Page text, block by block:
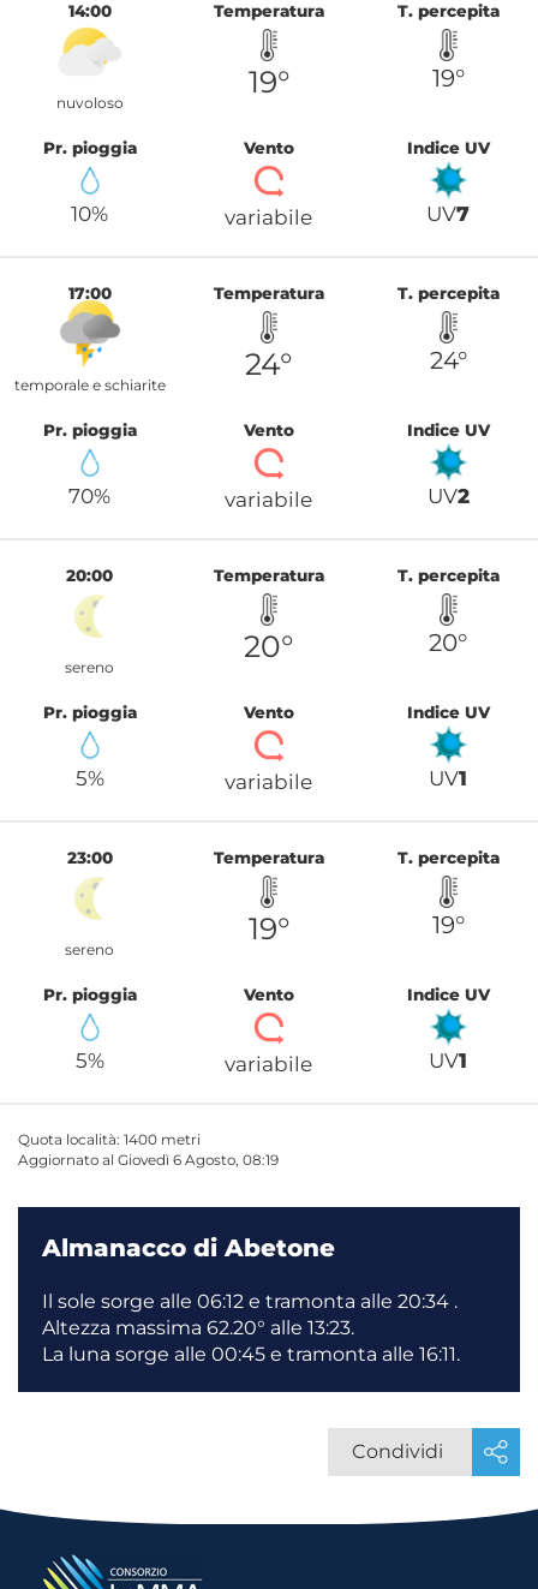
14:00 Temperatura T. percepita
nuvoloso
19° 19°
Pr. pioggia Vento Indice UV
10% variabile UV7
17:00 Temperatura T. percepita
temporale e schiarite
24° 24°
Pr. pioggia Vento Indice UV
70% variabile UV2
20:00 Temperatura T. percepita
sereno
20° 20°
Pr. pioggia Vento Indice UV
5% variabile UV1
23:00 Temperatura T. percepita
sereno
19° 19°
Pr. pioggia Vento Indice UV
5% variabile UV1
Quota località: 1400 metri
Aggiornato al Giovedì 6 Agosto, 08:19
Almanacco di Abetone
Il sole sorge alle 06:12 e tramonta alle 20:34 .
Altezza massima 62.20° alle 13:23.
La luna sorge alle 00:45 e tramonta alle 16:11.
Condividi